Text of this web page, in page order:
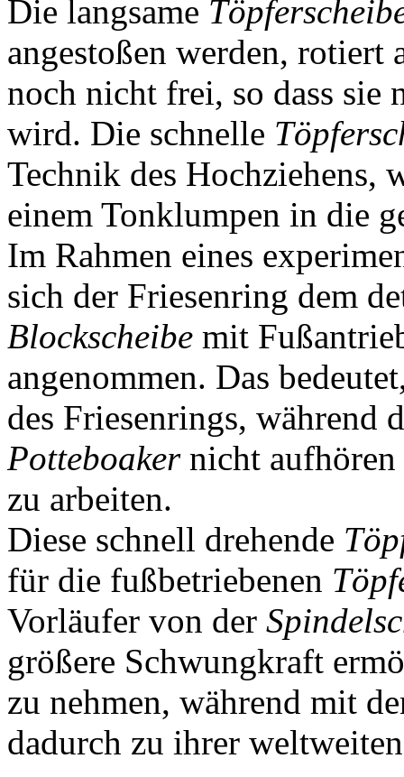
Die langsame
angestoßen werden, rotiert
noch nicht frei, so dass sie
wird. Die schnelle
Technik des Hochziehens,
einem Tonklumpen in die
Im Rahmen eines
sich der Friesenring dem
Blockscheibe mit
angenommen. Das
des Friesenrings, während
Potteboakernicht aufhören
zu arbeiten.
Diese schnell drehende
für die fußbetriebenen
Vorläufer von der
größere Schwungkraft
zu nehmen, während mit
dadurch zu ihrer